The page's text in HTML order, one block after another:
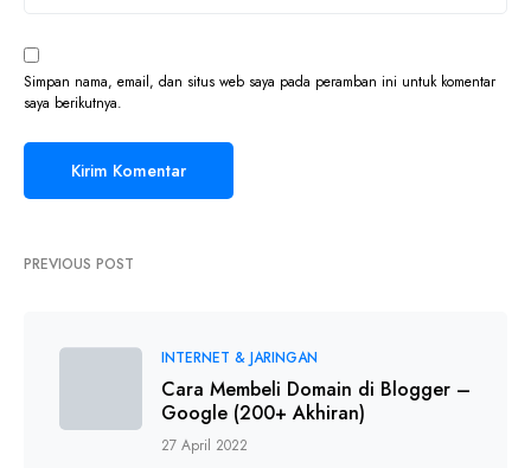
Simpan nama, email, dan situs web saya pada peramban ini untuk komentar
saya berikutnya.
PREVIOUS POST
INTERNET & JARINGAN
Cara Membeli Domain di Blogger –
Google (200+ Akhiran)
27 April 2022